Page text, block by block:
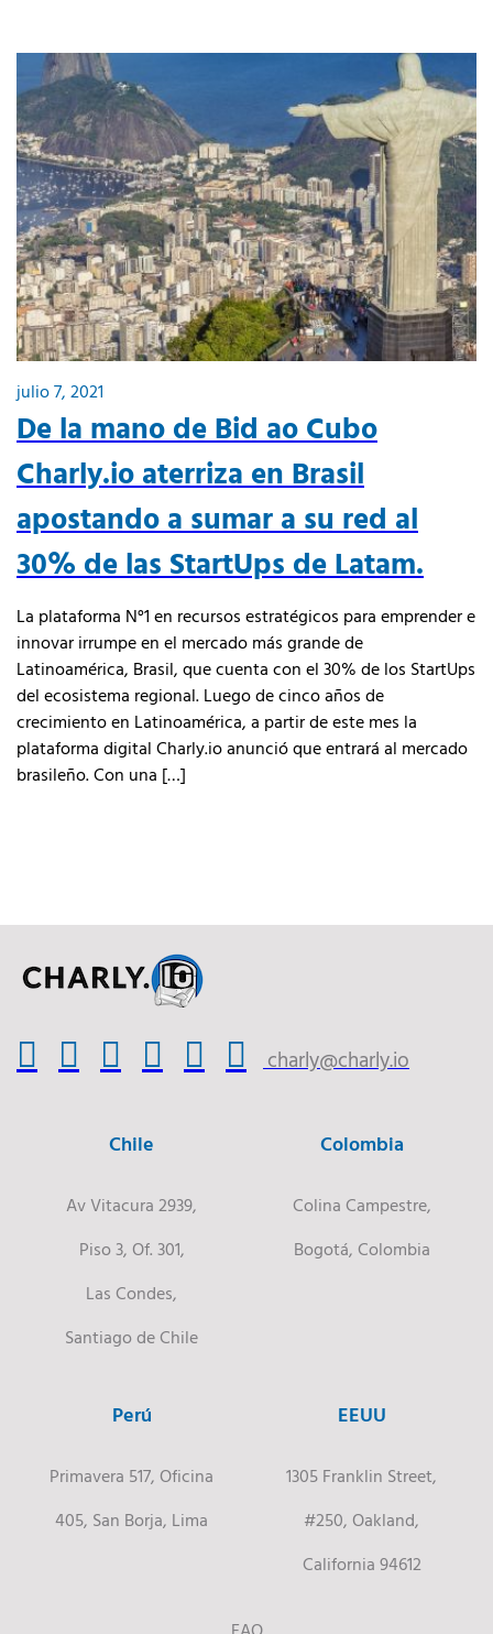
julio 7, 2021
De la mano de Bid ao Cubo
Charly.io aterriza en Brasil
apostando a sumar a su red al
30% de las StartUps de Latam.
La plataforma N°1 en recursos estratégicos para emprender e
innovar irrumpe en el mercado más grande de
Latinoamérica, Brasil, que cuenta con el 30% de los StartUps
del ecosistema regional. Luego de cinco años de
crecimiento en Latinoamérica, a partir de este mes la
plataforma digital Charly.io anunció que entrará al mercado
brasileño. Con una […]
charly@charly.io
Chile
Av Vitacura 2939,
Piso 3, Of. 301,
Las Condes,
Santiago de Chile
Colombia
Colina Campestre,
Bogotá, Colombia
Perú
Primavera 517, Oficina
405, San Borja, Lima
EEUU
1305 Franklin Street,
#250, Oakland,
California 94612